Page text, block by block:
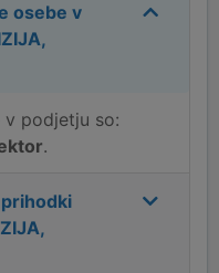
osebe v
v podjetju so:
.